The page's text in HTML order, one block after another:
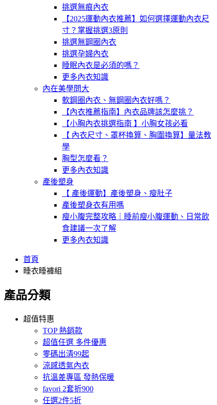
挑選無痕內衣
【2025運動內衣推薦】如何選擇運動內衣尺
寸？掌握挑選3原則
挑選無鋼圈內衣
挑選孕婦內衣
睡眠內衣是必須的嗎？
更多內衣知識
內在美學問大
軟鋼圈內衣、無鋼圈內衣好嗎？
【內衣推薦指南】內衣品牌該怎麼挑？
【小胸內衣挑選指南 】小胸女孩必看
【 內衣尺寸、罩杯換算、胸圍換算】量法教
學
胸型怎麼看？
更多內衣知識
產後塑身
【 產後運動】產後塑身、瘦肚子
產後塑身衣有用嗎
瘦小腹完整攻略｜睡前瘦小腹運動、日常飲
食建議一次了解
更多內衣知識
首頁
睡衣睡褲組
產品分類
超值特惠
TOP 熱銷款
超值任選 多件優惠
零碼出清99起
涼感透氣內衣
抗溫差專區 發熱保暖
favori 2套折900
任選2件5折